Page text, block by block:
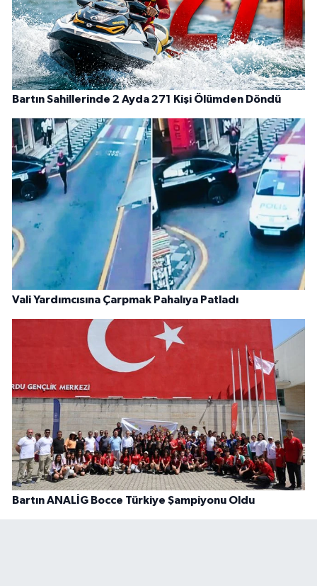
Bartın Sahillerinde 2 Ayda 271 Kişi Ölümden Döndü
Vali Yardımcısına Çarpmak Pahalıya Patladı
Bartın ANALİG Bocce Türkiye Şampiyonu Oldu